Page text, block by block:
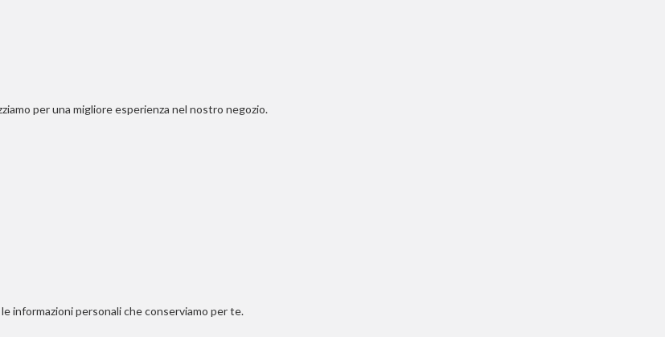
per una migliore esperienza nel nostro negozio.
informazioni personali che conserviamo per te.